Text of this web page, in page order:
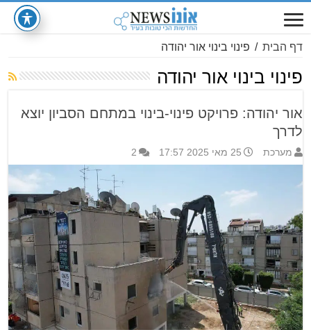
דף הבית / פינוי בינוי אור יהודה
פינוי בינוי אור יהודה
אור יהודה: פרויקט פינוי-בינוי במתחם הסביון יוצא
לדרך
מערכת 25 מאי 2025 17:57 2